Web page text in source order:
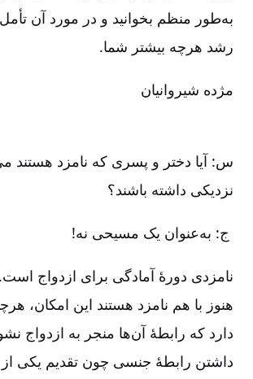
به‌طور منظم بخوانید و در مورد آن تأمل
رشد هرچه بیشتر شما.
مژده شیروانیان
س: آیا دختر و پسری که نامزد هستند
نزدیکی داشته باشند؟
ج: به‌عنوان یک مسیحی نه!
نامزدی دورۀ آمادگی برای ازدواج
هنوز با هم نامزد هستند این امکان،
دارد که رابطۀ آن‌ها منجر به ازدواج
داشتن رابطۀ جنسی چون تقدیم یکی